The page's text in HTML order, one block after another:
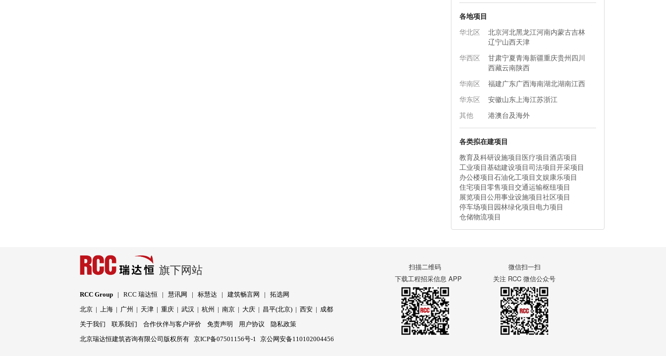
各地项目
华北区
北京河北黑龙江河南内蒙古吉林
辽宁山西天津
华西区
甘肃宁夏青海新疆重庆贵州四川
西藏云南陕西
华南区
福建广东广西海南湖北湖南江西
华东区
安徽山东上海江苏浙江
其他
港澳台及海外
各类拟在建项目
教育及科研设施项目医疗项目酒店项目
工业项目基础建设项目司法项目开采项目
办公楼项目石油化工项目文娱康乐项目
住宅项目零售项目交通运输枢纽项目
展览项目公用事业设施项目社区项目
停车场项目园林绿化项目电力项目
仓储物流项目
旗下网站
RCC Group |RCC 瑞达恒 |慧讯网 |标慧达 |建筑畅言网 |拓选网
北京 | 上海 | 广州 | 天津 |重庆 |武汉 |杭州 |南京 | 大庆 | 昌平(北京) |西安 | 成都
关于我们
联系我们 合作伙伴与客户评价 免责声明 用户协议
隐私政策
北京瑞达恒建筑咨询有限公司版权所有京ICP备07501156号-1 京公网安备110102004456
扫描二维码
下载工程招采信息 APP
微信扫一扫
关注 RCC 微信公众号